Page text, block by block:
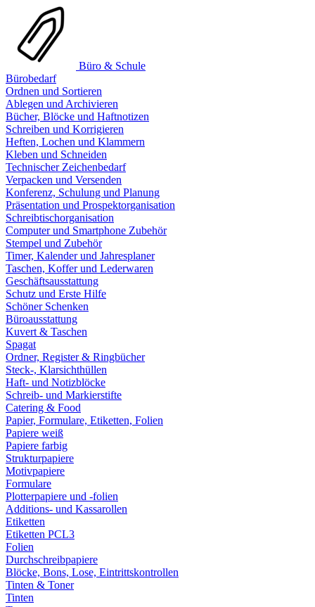
Büro & Schule
Bürobedarf
Ordnen und Sortieren
Ablegen und Archivieren
Bücher, Blöcke und Haftnotizen
Schreiben und Korrigieren
Heften, Lochen und Klammern
Kleben und Schneiden
Technischer Zeichenbedarf
Verpacken und Versenden
Konferenz, Schulung und Planung
Präsentation und Prospektorganisation
Schreibtischorganisation
Computer und Smartphone Zubehör
Stempel und Zubehör
Timer, Kalender und Jahresplaner
Taschen, Koffer und Lederwaren
Geschäftsausstattung
Schutz und Erste Hilfe
Schöner Schenken
Büroausstattung
Kuvert & Taschen
Spagat
Ordner, Register & Ringbücher
Steck-, Klarsichthüllen
Haft- und Notizblöcke
Schreib- und Markierstifte
Catering & Food
Papier, Formulare, Etiketten, Folien
Papiere weiß
Papiere farbig
Strukturpapiere
Motivpapiere
Formulare
Plotterpapiere und -folien
Additions- und Kassarollen
Etiketten
Etiketten PCL3
Folien
Durchschreibpapiere
Blöcke, Bons, Lose, Eintrittskontrollen
Tinten & Toner
Tinten